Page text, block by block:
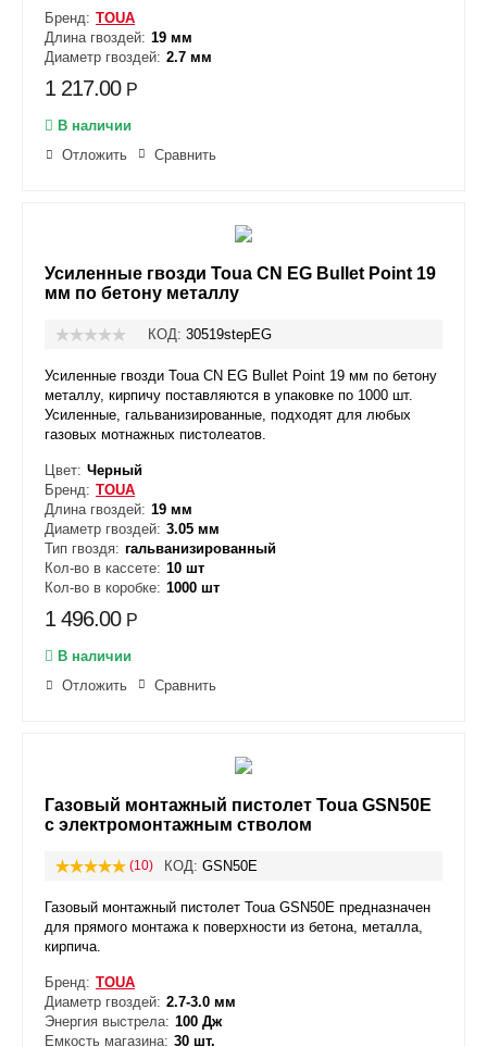
Бренд: TOUA
Длина гвоздей: 19 мм
Диаметр гвоздей: 2.7 мм
1 217.00 Р
В наличии
Отложить
Сравнить
Усиленные гвозди Toua CN EG Bullet Point 19
мм по бетону металлу
КОД: 30519stepEG
Усиленные гвозди Toua CN EG Bullet Point 19 мм по бетону
металлу, кирпичу поставляются в упаковке по 1000 шт.
Усиленные, гальванизированные, подходят для любых
газовых мотнажных пистолеатов.
Цвет: Черный
Бренд: TOUA
Длина гвоздей: 19 мм
Диаметр гвоздей: 3.05 мм
Тип гвоздя: гальванизированный
Кол-во в кассете: 10 шт
Кол-во в коробке: 1000 шт
1 496.00 Р
В наличии
Отложить
Сравнить
Газовый монтажный пистолет Toua GSN50Е
с электромонтажным стволом
(10) КОД: GSN50Е
Газовый монтажный пистолет Toua GSN50Е предназначен
для прямого монтажа к поверхности из бетона, металла,
кирпича.
Бренд: TOUA
Диаметр гвоздей: 2.7-3.0 мм
Энергия выстрела: 100 Дж
Емкость магазина: 30 шт.